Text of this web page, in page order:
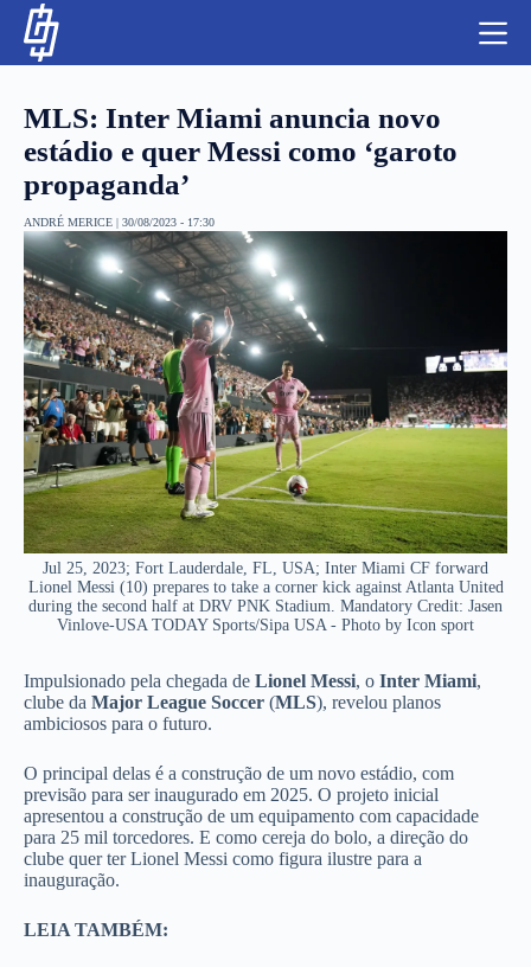
LUTAS E MMA
NFL
MLS
APOSTAS LEGAL
MLS: Inter Miami anuncia novo
estádio e quer Messi como ‘garoto
propaganda’
ANDRÉ MERICE | 30/08/2023 - 17:30
Jul 25, 2023; Fort Lauderdale, FL, USA; Inter Miami CF forward
Lionel Messi (10) prepares to take a corner kick against Atlanta United
during the second half at DRV PNK Stadium. Mandatory Credit: Jasen
Vinlove-USA TODAY Sports/Sipa USA - Photo by Icon sport
Impulsionado pela chegada de Lionel Messi, o Inter Miami,
clube da Major League Soccer (MLS), revelou planos
ambiciosos para o futuro.
O principal delas é a construção de um novo estádio, com
previsão para ser inaugurado em 2025. O projeto inicial
apresentou a construção de um equipamento com capacidade
para 25 mil torcedores. E como cereja do bolo, a direção do
clube quer ter Lionel Messi como figura ilustre para a
inauguração.
LEIA TAMBÉM: